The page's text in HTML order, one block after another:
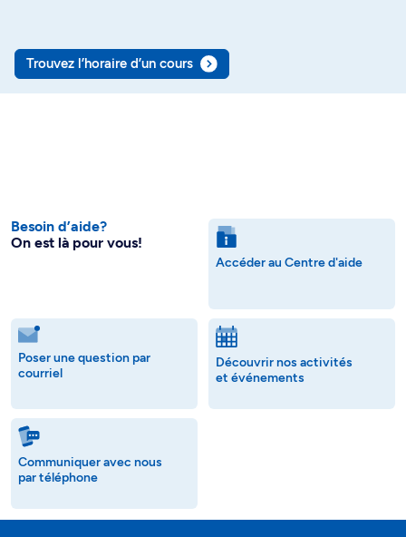
Trouvez l’horaire d’un cours
Besoin d’aide?
On est là pour vous!
Accéder au Centre d'aide
Poser une question par
courriel
Découvrir nos activités
et événements
Communiquer avec nous
par téléphone